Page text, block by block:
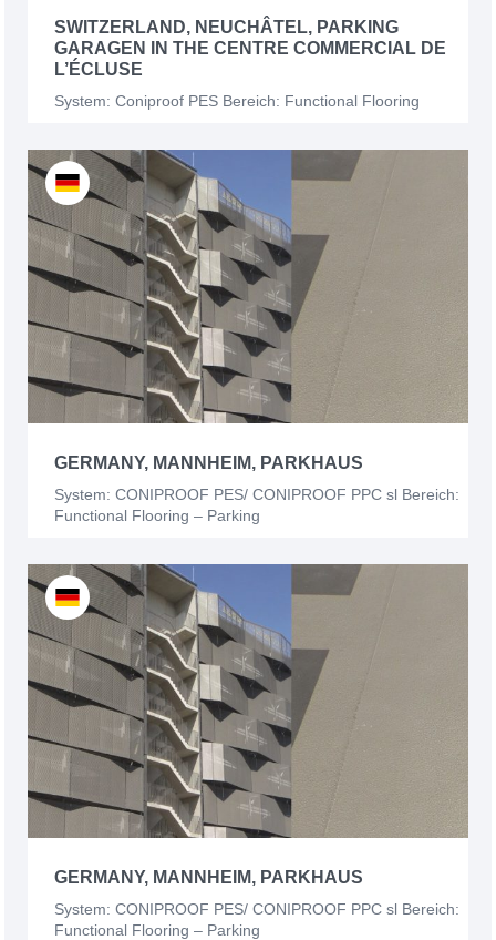
SWITZERLAND, NEUCHÂTEL, PARKING
GARAGEN IN THE CENTRE COMMERCIAL DE
L’ÉCLUSE
System: Coniproof PES Bereich: Functional Flooring
GERMANY, MANNHEIM, PARKHAUS
System: CONIPROOF PES/ CONIPROOF PPC sl Bereich:
Functional Flooring – Parking
GERMANY, MANNHEIM, PARKHAUS
System: CONIPROOF PES/ CONIPROOF PPC sl Bereich:
Functional Flooring – Parking